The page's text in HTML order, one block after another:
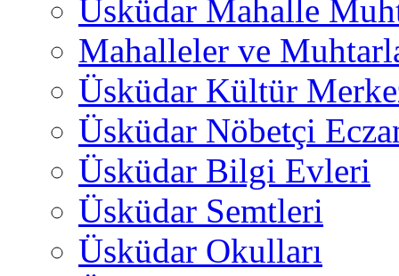
Üsküdar Mahalle
Mahalleler ve
Üsküdar Kültür
Üsküdar Nöbetçi
Üsküdar Bilgi Evleri
Üsküdar Semtleri
Üsküdar Okulları